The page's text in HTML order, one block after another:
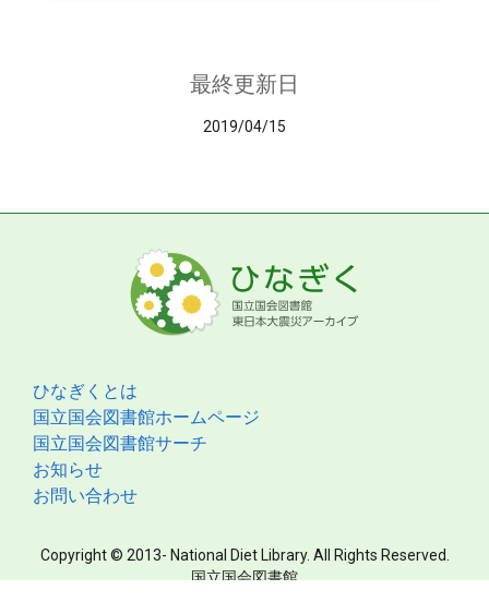
最終更新日
2019/04/15
ひなぎくとは
国立国会図書館ホームページ
国立国会図書館サーチ
お知らせ
お問い合わせ
Copyright © 2013- National Diet Library. All Rights Reserved.